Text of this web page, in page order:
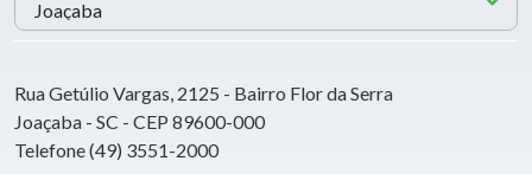
Rua Getúlio Vargas, 2125 - Bairro Flor da Serra
Joaçaba - SC - CEP 89600-000
Telefone (49) 3551-2000